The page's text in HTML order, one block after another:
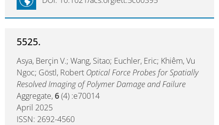
5525.
Asya, Berçin V.; Wang, Sitao; Euchler, Eric; Khiêm, Vu
Ngoc; Göstl, Robert Optical Force Probes for Spatially
Resolved Imaging of Polymer Damage and Failure
Aggregate,6(4) :e70014
April 2025
ISSN: 2692-4560